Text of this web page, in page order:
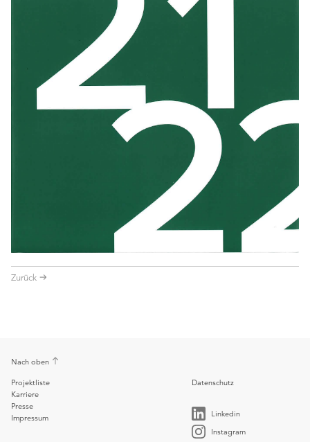
Zurück
Nach oben
Projektliste
Karriere
Presse
Impressum
Datenschutz
Linkedin
Instagram